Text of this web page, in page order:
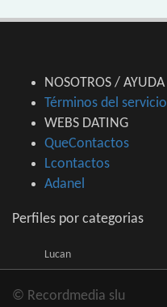
NOSOTROS / AYUDA
Términos del servicio
WEBS DATING
QueContactos
Lcontactos
Adanel
Perfiles por categorias
Lucan
© Recordmedia slu